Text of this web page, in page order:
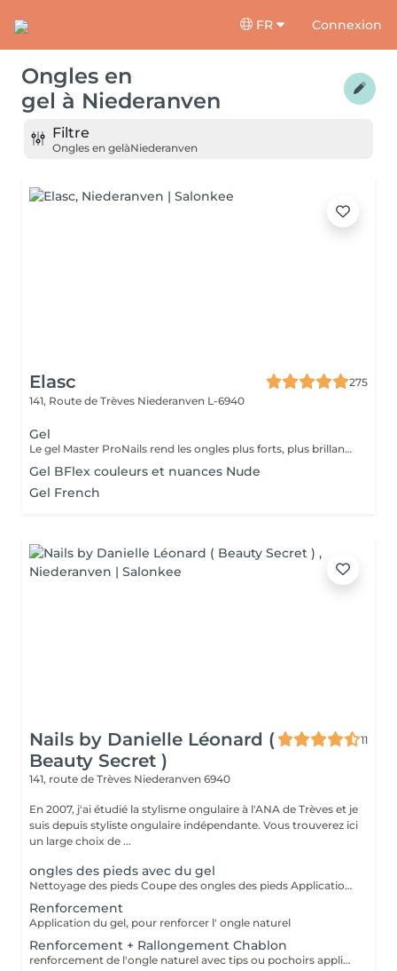
FR Connexion
Ongles en
gel à Niederanven
Filtre
Ongles en gelàNiederanven
Elasc
275
141, Route de Trèves Niederanven L-6940
Gel
Le gel Master ProNails rend les ongles plus forts, plus brillants et plus résistants. Il s'applique en couches très fines et a une tenue d'environ 3 semaines. Si les ongles sont courts ou rongés, il suffit de les rallonger avec la technique du chablon.
Gel BFlex couleurs et nuances Nude
Gel French
Nails by Danielle Léonard (
Beauty Secret )
11
141, route de Trèves Niederanven 6940
En 2007, j'ai étudié la stylisme ongulaire à l'ANA de Trèves et je
suis depuis styliste ongulaire indépendante. Vous trouverez ici
un large choix de ...
ongles des pieds avec du gel
Nettoyage des pieds Coupe des ongles des pieds Application de gel, qu'il soit coloré , en french ou en version transparente Dure 2-3 mois
Renforcement
Application du gel, pour renforcer l' ongle naturel
Renforcement + Rallongement Chablon
renforcement de l'ongle naturel avec tips ou pochoirs application french ou couleur